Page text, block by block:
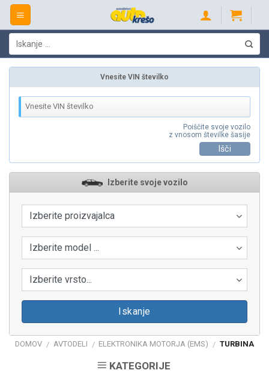
Skip
content
Išči:
Vnesite VIN številko
Poiščite svoje vozilo
z vnosom številke šasije
Išči
Izberite svoje vozilo
Izberite proizvajalca
Izberite model ...
Izberite vrsto...
Iskanje
DOMOV / AVTODELI / ELEKTRONIKA MOTORJA (EMS) / TURBINA
KATEGORIJE